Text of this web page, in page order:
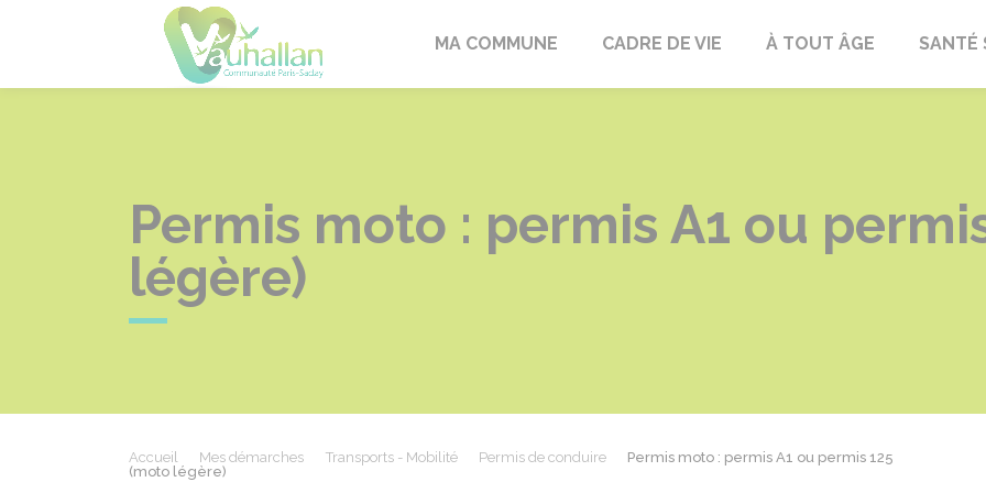
VauhallanMA COMMUNE CADRE DE VIE À TOUT ÂGE SANTÉ
Permis moto : permis A1 ou
légère)
Accueil Mes démarches Transports - Mobilité Permis de conduire
Permis moto : permis A1 ou permis 125
(moto légère)